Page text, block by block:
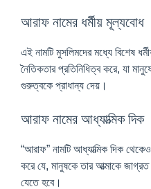
আরাফ নামের ধর্মীয় মূল্যবোধ
এই নামটি মুসলিমদের মধ্যে বিশেষ
নৈতিকতার প্রতিনিধিত্ব করে, যা
গুরুত্বকে প্রাধান্য দেয়।
আরাফ নামের আধ্যাত্মিক দিক
“আরাফ” নামটি আধ্যাত্মিক দিক
করে যে, মানুষকে তার আত্মাকে
যেতে হবে।